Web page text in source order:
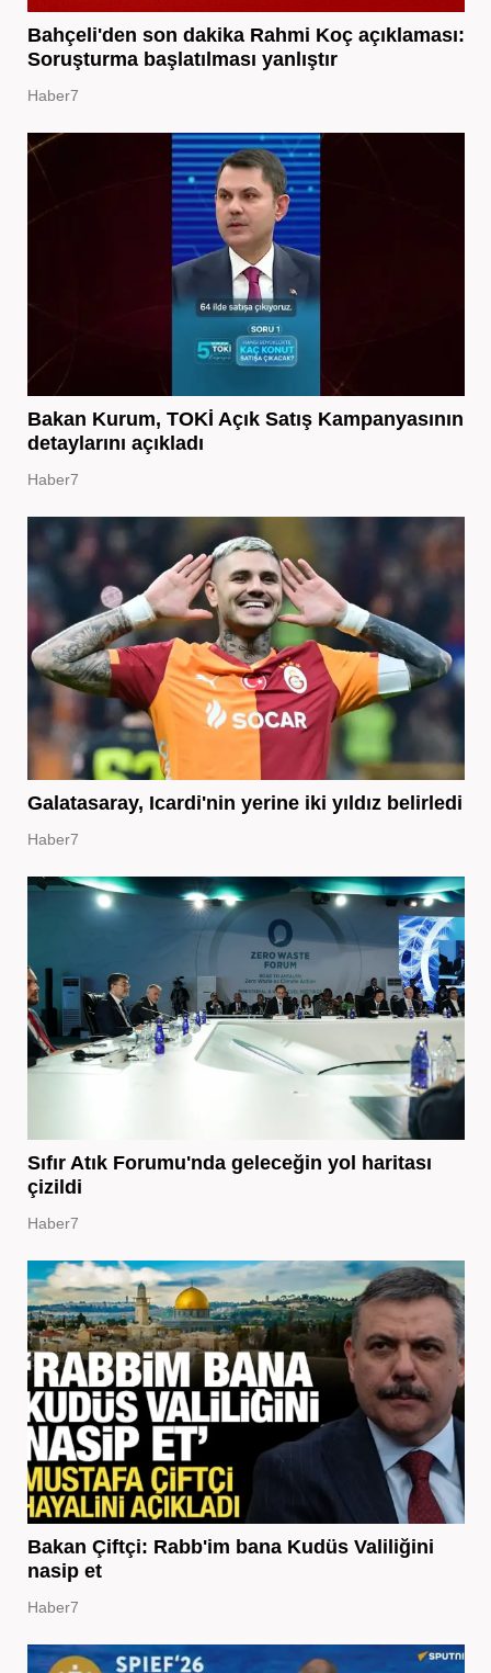
Bahçeli'den son dakika Rahmi Koç açıklaması:
Soruşturma başlatılması yanlıştır
Haber7
Bakan Kurum, TOKİ Açık Satış Kampanyasının
detaylarını açıkladı
Haber7
Galatasaray, Icardi'nin yerine iki yıldız belirledi
Haber7
Sıfır Atık Forumu'nda geleceğin yol haritası
çizildi
Haber7
Bakan Çiftçi: Rabb'im bana Kudüs Valiliğini
nasip et
Haber7